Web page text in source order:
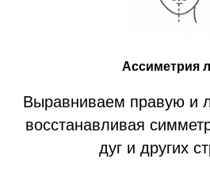
Ассиметрия
Выравниваем правую и
восстанавливая
дуг и других